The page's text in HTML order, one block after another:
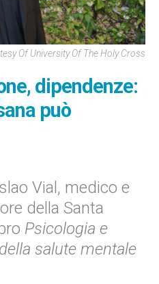
Of University Of The Holy Cross
dipendenze:
può
Vial, medico e
della Santa
Psicologia e
salute mentale